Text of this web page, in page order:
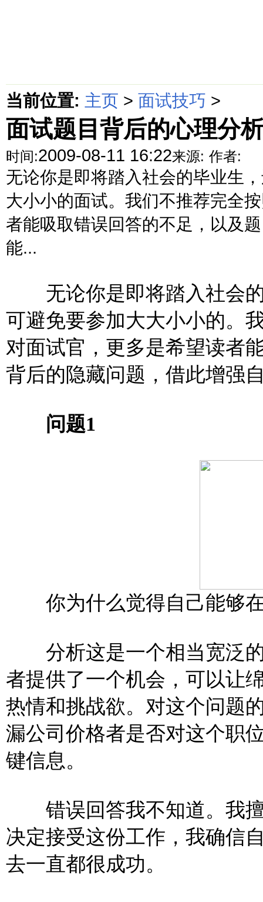
当前位置: 主页 > 面试技巧 >
面试题目背后的心理分
时间:2009-08-11 16:22来源: 作者:
无论你是即将踏入社会的毕业生
大小小的面试。我们不推荐完全
者能吸取错误回答的不足，以及
能...
无论你是即将踏入社会的
可避免要参加大大小小的。
对面试官，更多是希望读者
背后的隐藏问题，借此增强
问题1
你为什么觉得自己能够在
分析这是一个相当宽泛的
者提供了一个机会，可以让
热情和挑战欲。对这个问题
漏公司价格者是否对这个职
键信息。
错误回答我不知道。我擅
决定接受这份工作，我确信
去一直都很成功。